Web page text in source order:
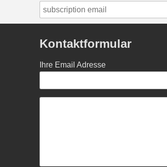
Kontaktformular
Ihre Email Adresse